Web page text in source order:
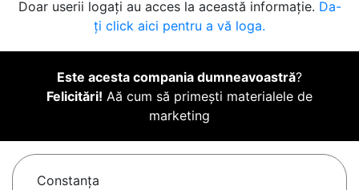
Doar userii logați au acces la această informație. Da-
ți click aici pentru a vă loga.
Este acesta compania dumneavoastră?
Felicitări! Aă cum să primești materialele de
marketing
Constanţa